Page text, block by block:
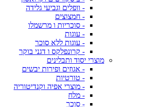
- וופלים וגביעי גלידה
- חמצוצים
- סוכריות ו מרשמלו
- עוגות
- עוגות ללא סוכר
- קרונפלקס ו דגני בוקר
מוצרי יסוד ותבלינים
- אגוזים ופירות יבשים
- טורטיות
- מוצרי אפיה וקנדיטוריה
- מלח
- סוכר